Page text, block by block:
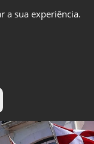
a sua experiência.